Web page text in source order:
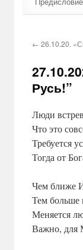
← 26.10.20.
Русь!”
Люди
Что это
Требуется
Тогда от
Чем ближе
Тем больше
Меняется
Важно, для